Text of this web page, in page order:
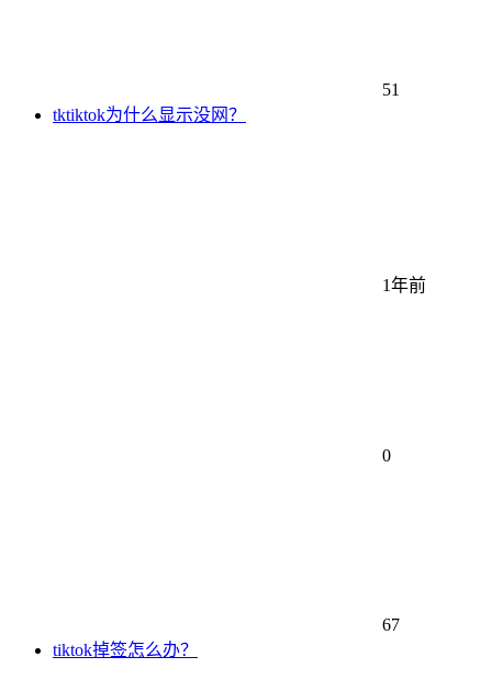
51
tktiktok为什么显示没网？
1年前
0
67
tiktok掉签怎么办？